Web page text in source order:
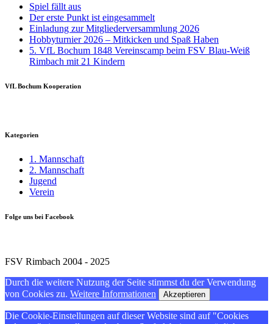
Spiel fällt aus
Der erste Punkt ist eingesammelt
Einladung zur Mitgliederversammlung 2026
Hobbyturnier 2026 – Mitkicken und Spaß Haben
5. VfL Bochum 1848 Vereinscamp beim FSV Blau-Weiß
Rimbach mit 21 Kindern
VfL Bochum Kooperation
Kategorien
1. Mannschaft
2. Mannschaft
Jugend
Verein
Folge uns bei Facebook
FSV Rimbach 2004 - 2025
Durch die weitere Nutzung der Seite stimmst du der Verwendung
von Cookies zu. Weitere Informationen Akzeptieren
Die Cookie-Einstellungen auf dieser Website sind auf "Cookies